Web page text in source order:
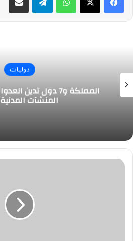
دوليات
المملكة و7 دول تدين
المنشآت
الأهلي